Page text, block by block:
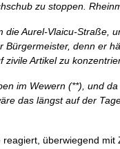
zu stoppen.
Aurel-Vlaicu-Straße,
denn er
Artikel zu
im Wewern (**), und
das längst auf der
überwiegend